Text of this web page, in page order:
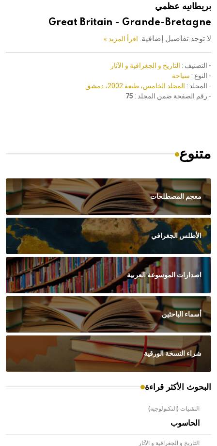
هيئة الموسوعة العربية تطلق موسوعات جديدة في عام 2026بريطانيه عظمي
Great Britain - Grande-Bretagne
لا توجد تفاصيل إضافية. اقرأ المزيد »
- التصنيف : التاريخ و الجغرافية و الآثار
- النوع : سياحة
- المجلد : المجلد الخامس، طبعة 2002، دمشق
- رقم الصفحة ضمن المجلد : 75
متنوع
معجم المصطلحات
الأطلس الجغرافي
اصدارات الموسوعة العربية
أسماء الباحثين
شراء النسخة الورقية
البحوث الأكثر قراءة
التقنيات (التكنولوجية)
الحاسوب
التاريخ و الجغرافية و الآثار